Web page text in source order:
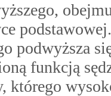
podwyższa
funkcją
którego